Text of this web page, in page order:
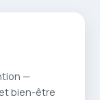
—
bien-être